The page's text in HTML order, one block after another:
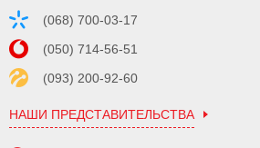
(068) 700-03-17
(050) 714-56-51
(093) 200-92-60
НАШИ ПРЕДСТАВИТЕЛЬСТВА